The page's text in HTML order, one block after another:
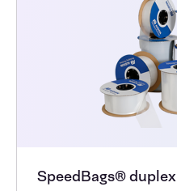
SpeedBags® duplex